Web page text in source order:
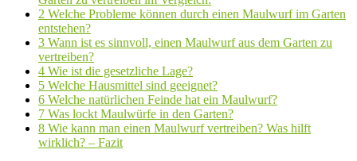
2 Welche Probleme können durch einen Maulwurf im Garten
entstehen?
3 Wann ist es sinnvoll, einen Maulwurf aus dem Garten zu
vertreiben?
4 Wie ist die gesetzliche Lage?
5 Welche Hausmittel sind geeignet?
6 Welche natürlichen Feinde hat ein Maulwurf?
7 Was lockt Maulwürfe in den Garten?
8 Wie kann man einen Maulwurf vertreiben? Was hilft
wirklich? – Fazit